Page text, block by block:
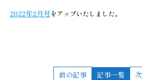
2022年2月号をアップいたしました。
前の記事 記事一覧